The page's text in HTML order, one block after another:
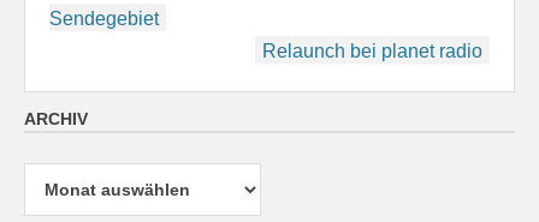
Sendegebiet
Relaunch bei planet radio
ARCHIV
Archiv